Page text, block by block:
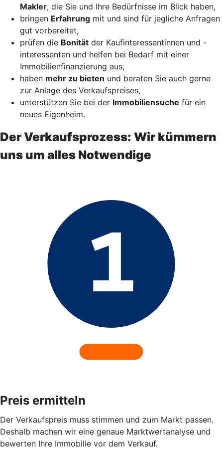
Makler, die Sie und Ihre Bedürfnisse im Blick haben,
bringen Erfahrung mit und sind für jegliche Anfragen
gut vorbereitet,
prüfen die Bonität der Kaufinteressentinnen und -
interessenten und helfen bei Bedarf mit einer
Immobilienfinanzierung aus,
haben mehr zu bieten und beraten Sie auch gerne
zur Anlage des Verkaufspreises,
unterstützen Sie bei der Immobiliensuche für ein
neues Eigenheim.
Der Verkaufsprozess: Wir kümmern
uns um alles Notwendige
Preis ermitteln
Der Verkaufspreis muss stimmen und zum Markt passen.
Deshalb machen wir eine genaue Marktwertanalyse und
bewerten Ihre Immobilie vor dem Verkauf.